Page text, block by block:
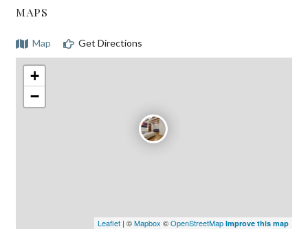
MAPS
Map Get Directions
+
−
Leaflet | ©Mapbox ©OpenStreetMap Improve this map